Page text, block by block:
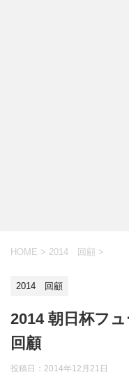
HOME > 2014 回顧 >
2014 回顧
2014 朝日杯フ
回顧
投稿日： 2014年12月21日